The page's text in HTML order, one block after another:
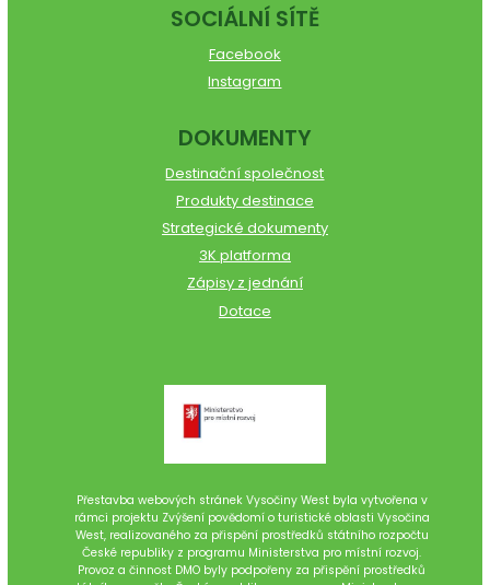
SOCIÁLNÍ SÍTĚ
Facebook
Instagram
DOKUMENTY
Destinační společnost
Produkty destinace
Strategické dokumenty
3K platforma
Zápisy z jednání
Dotace
Přestavba webových stránek Vysočiny West byla vytvořena v
rámci projektu Zvýšení povědomí o turistické oblasti Vysočina
West, realizovaného za přispění prostředků státního rozpočtu
České republiky z programu Ministerstva pro místní rozvoj.
Provoz a činnost DMO byly podpořeny za přispění prostředků